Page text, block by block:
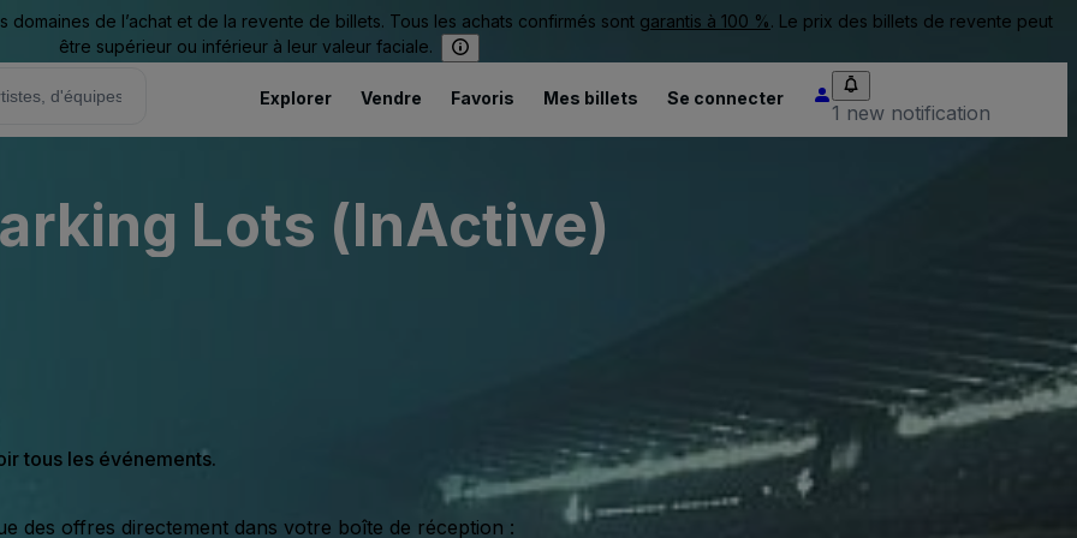
de l’achat et de la revente de billets. Tous les achats confirmés sont garantis à 100 %. Le prix des billets de revente peut
être supérieur ou inférieur à leur valeur faciale.
Explorer Vendre Favoris Mes billets Se connecter
1 new notification
Lots (InActive)
tous les événements.
des offres directement dans votre boîte de réception :